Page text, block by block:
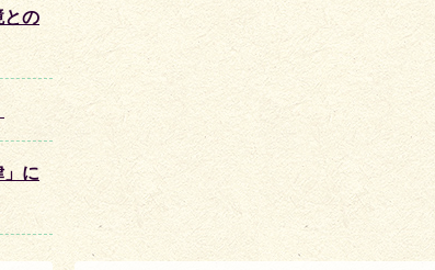
との
」に